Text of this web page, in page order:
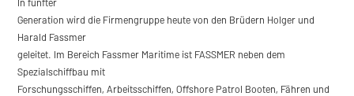
Generation wird die Firmengruppe heute von den Brüdern Holger und
Harald Fassmer
geleitet. Im Bereich Fassmer Maritime ist FASSMER neben dem
Spezialschiffbau mit
Forschungsschiffen, Arbeitsschiffen, Offshore Patrol Booten, Fähren und